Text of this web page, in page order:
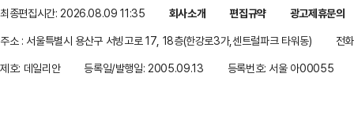
최종편집시간: 2026.08.09 11:35 회사소개 편집규약
광고제휴문의
주소 : 서울특별시 용산구 서빙고로 17, 18층(한강로3가,센트럴파크 타워동)
전
제호: 데일리안
등록일/발행일: 2005.09.13 등록번호: 서울 아00055